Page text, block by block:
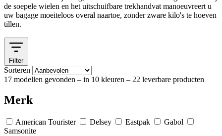
de soepele wielen en het uitschuifbare trekhandvat manoeuvreert u
uw bagage moeiteloos overal naartoe, zonder zware kilo's te hoeven
tillen.
Filter
Sorteren
17 modellen gevonden – in 10 kleuren – 22 leverbare producten
Merk
American Tourister Delsey Eastpak
Gabol
Samsonite